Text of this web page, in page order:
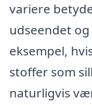
variere
udseendet
eksempel,
stoffer som
naturligvis